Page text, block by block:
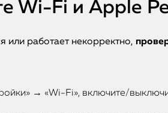
Wi-Fi и Apple
или работает некорректно,
→ «Wi-Fi», включите/